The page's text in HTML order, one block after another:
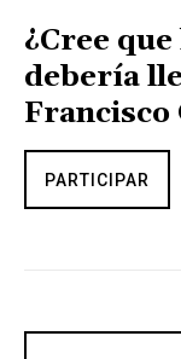
¿Cree
debería
Francisco
PARTICIPAR